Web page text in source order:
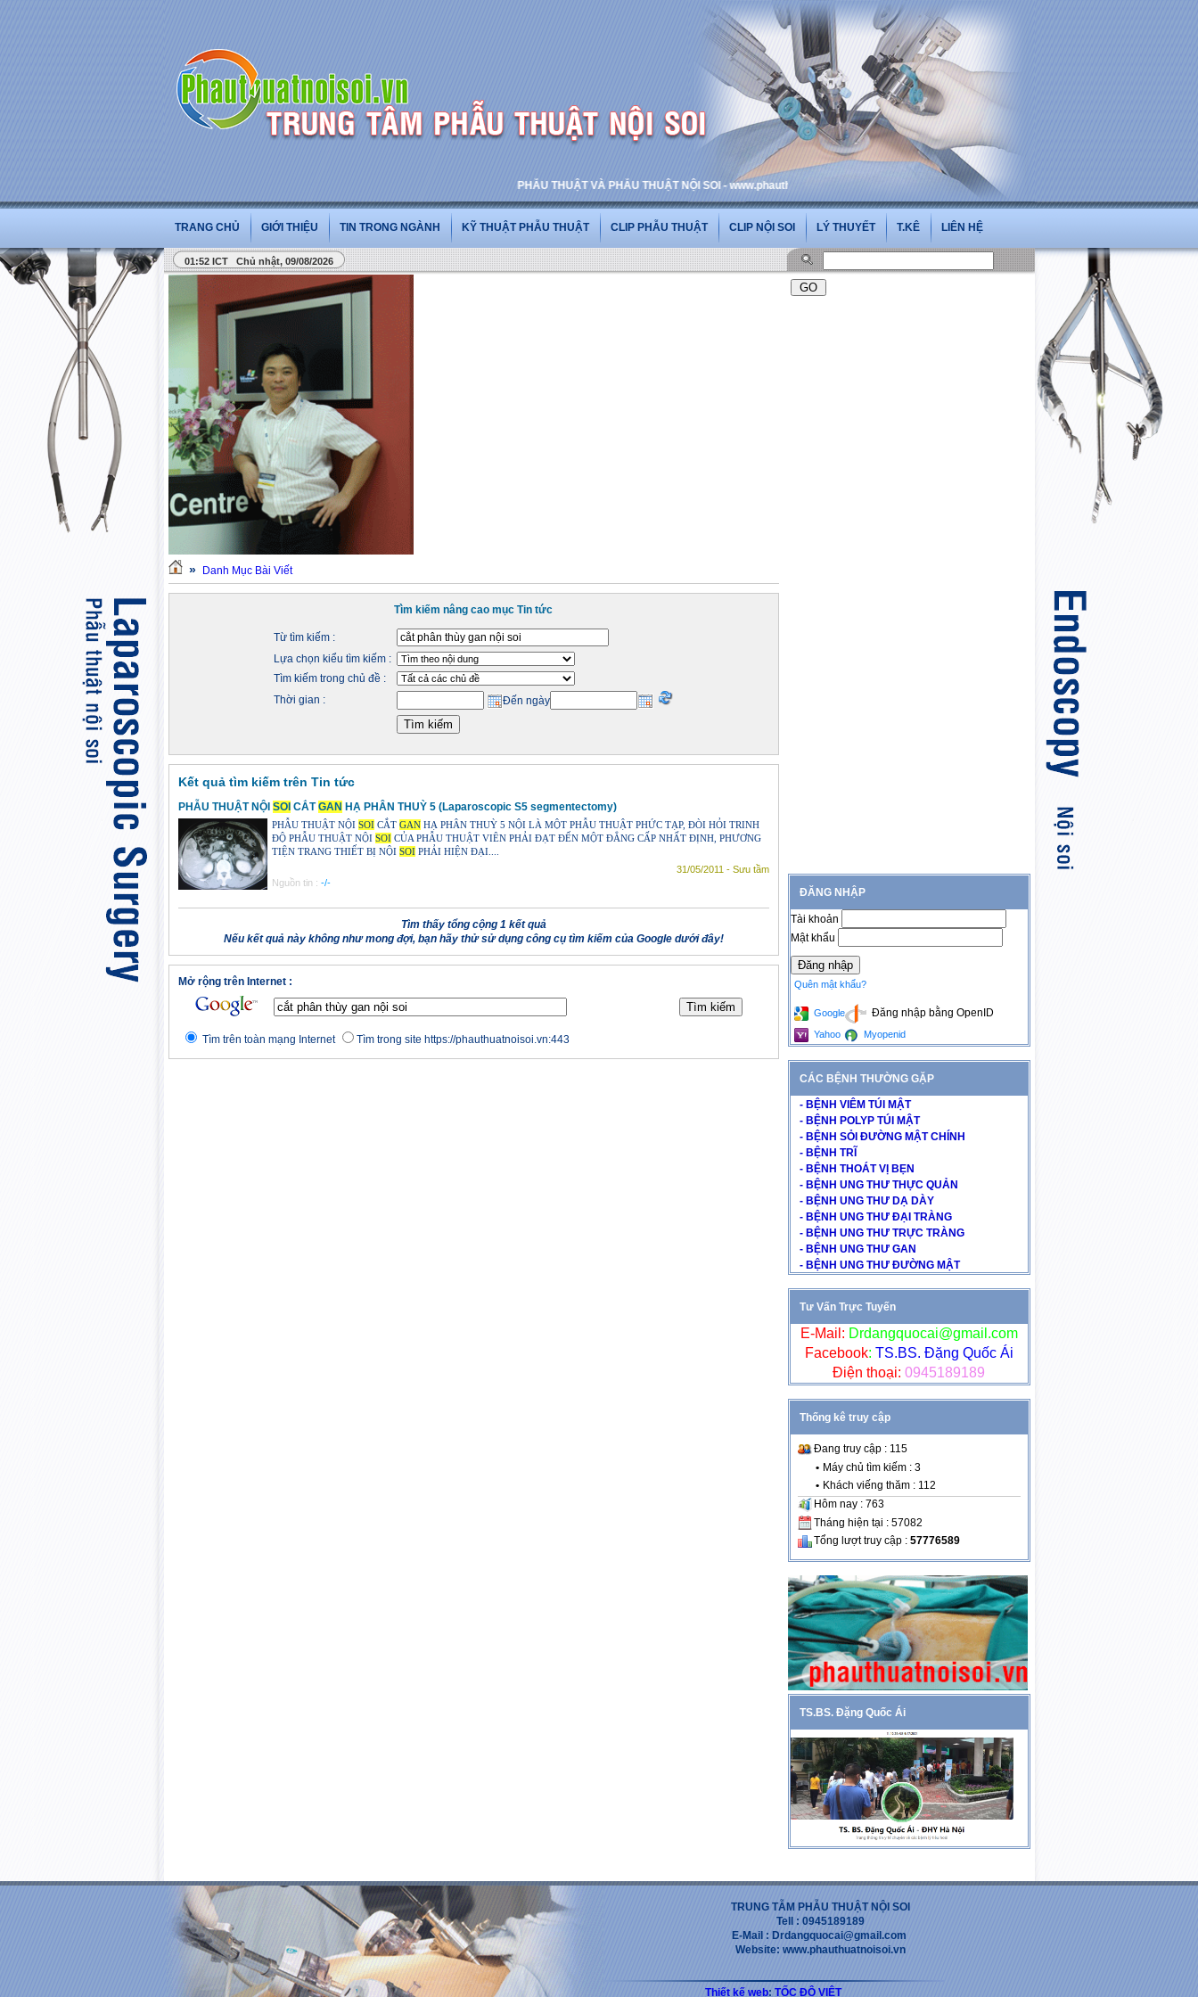
PHẪU THUẬT VÀ PHẪU THUẬT NỘI SOI - www.phauthuatnoisoi.vn
TRANG CHỦ GIỚI THIỆU TIN TRONG NGÀNH KỸ THUẬT PHẪU THUẬT CLIP PHẪU THUẬT CLIP NỘI SOI LÝ THUYẾT T.KÊ LIÊN HỆ
01:52 ICT Chủ nhật, 09/08/2026
» Danh Mục Bài Viết
Tìm kiếm nâng cao mục Tin tức
Từ tìm kiếm :
Lựa chọn kiểu tìm kiếm :
Tìm kiếm trong chủ đề :
Thời gian :
Đến ngày
Kết quả tìm kiếm trên Tin tức
PHẪU THUẬT NỘI SOI CẮTGAN HẠ PHÂN THUỲ 5 (Laparoscopic S5 segmentectomy)
PHẪU THUẬT NỘI SOICẮT GANHẠ PHÂN THUỲ 5 NỘI LÀ MỘT PHẪU THUẬT PHỨC TẠP, ĐÒI HỎI TRINH
ĐỘ PHẪU THUẬT NỘI SOICỦA PHẪU THUẬT VIÊN PHẢI ĐẠT ĐẾN MỘT ĐẲNG CẤP NHẤT ĐỊNH, PHƯƠNG
TIỆN TRANG THIẾT BỊ NỘI SOIPHẢI HIỆN ĐẠI....
31/05/2011 - Sưu tầm
Nguồn tin : -/-
Tìm thấy tổng cộng 1 kết quả
Nếu kết quả này không như mong đợi, bạn hãy thử sử dụng công cụ tìm kiếm của Google dưới đây!
Mở rộng trên Internet :
Tìm trên toàn mạng Internet Tìm trong site https://phauthuatnoisoi.vn:443
ĐĂNG NHẬP
Tài khoản
Mật khẩu
Quên mật khẩu?
Đăng nhập bằng OpenID
Google
Yahoo
Myopenid
CÁC BỆNH THƯỜNG GẶP
- BỆNH VIÊM TÚI MẬT
- BỆNH POLYP TÚI MẬT
- BỆNH SỎI ĐƯỜNG MẬT CHÍNH
- BỆNH TRĨ
- BỆNH THOÁT VỊ BẸN
- BỆNH UNG THƯ THỰC QUẢN
- BỆNH UNG THƯ DẠ DÀY
- BỆNH UNG THƯ ĐẠI TRÀNG
- BỆNH UNG THƯ TRỰC TRÀNG
- BỆNH UNG THƯ GAN
- BỆNH UNG THƯ ĐƯỜNG MẬT
Tư Vấn Trực Tuyến
E-Mail: Drdangquocai@gmail.com
Facebook: TS.BS. Đặng Quốc Ái
Điện thoại: 0945189189
Thống kê truy cập
Đang truy cập : 115
• Máy chủ tìm kiếm : 3
• Khách viếng thăm : 112
Hôm nay : 763
Tháng hiện tại : 57082
Tổng lượt truy cập : 57776589
TS.BS. Đặng Quốc Ái
TRUNG TẪM PHẪU THUẬT NỘI SOI
Tell : 0945189189
E-Mail : Drdangquocai@gmail.com
Website: www.phauthuatnoisoi.vn
Thiết kế web: TỐC ĐỘ VIỆT